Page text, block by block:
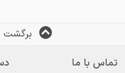
برگشت
تماس با ما